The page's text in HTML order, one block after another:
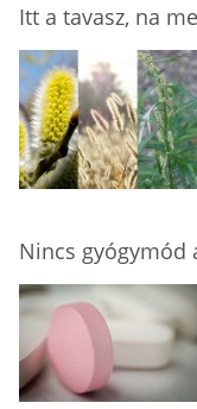
Itt a tavasz, na
Nincs gyógymód